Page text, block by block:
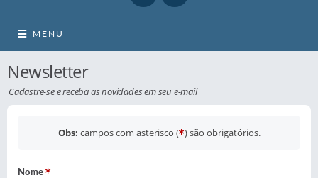
MENU
Newsletter
Cadastre-se e receba as novidades em seu e-mail
Obs: campos com asterisco ( ) são obrigatórios.
Nome